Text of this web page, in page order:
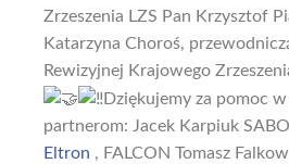
Zrzeszenia LZS Pan Krzysztof
Katarzyna Choroś,
Rewizyjnej Krajowego
Dziękujemy za pomoc
partnerom: Jacek Karpiuk
Eltron , FALCON Tomasz